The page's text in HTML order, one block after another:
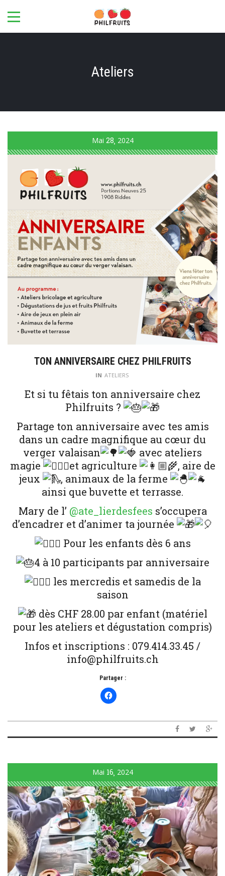
Ateliers
Mai 28 2024
TON ANNIVERSAIRE CHEZ PHILFRUITS
IN ATELIERS
Et si tu fêtais ton anniversaire chez
Philfruits ?
Partage ton anniversaire avec tes amis
dans un cadre magnifique au cœur du
verger valaisan
avec ateliers
magie
et agriculture
, aire de
jeux
, animaux de la ferme
ainsi que buvette et terrasse.
Mary de l’ @ate_lierdesfees s’occupera
d’encadrer et d’animer ta journée
Pour les enfants dès 6 ans
4 à 10 participants par anniversaire
les mercredis et samedis de la
saison
dès CHF 28.00 par enfant (matériel
pour les ateliers et dégustation compris)
Infos et inscriptions : 079.414.33.45 /
info@philfruits.ch
Partager :
Mai 16 2024